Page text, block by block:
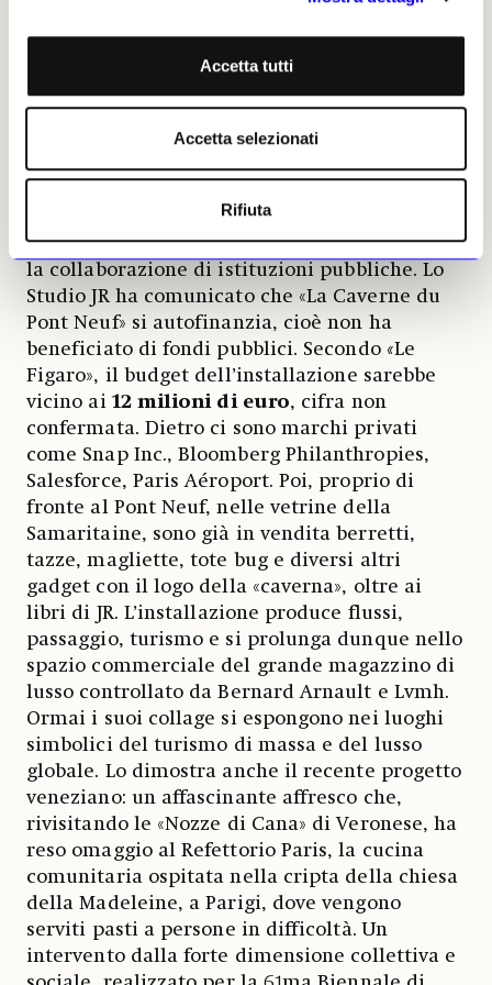
Accetta tutti
Accetta selezionati
Rifiuta
struttura, suono e resistenza. Allora, «JR era
meglio prima?». La domanda appare
Oggi i suoi progetti monumentali mobilitano
una macchina produttiva enorme, prefettura,
comune, aeroporti, multinazionali
coinvolgendo decine di aziende, ingegneri e
tecnici. Hanno il sostegno di grandi sponsor e
la collaborazione di istituzioni pubbliche. Lo
Studio JR ha comunicato che «La Caverne du
Pont Neuf» si autofinanzia, cioè non ha
beneficiato di fondi pubblici. Secondo «Le
Figaro», il budget dell’installazione sarebbe
vicino ai12 milioni di euro, cifra non
confermata. Dietro ci sono marchi privati
come Snap Inc., Bloomberg Philanthropies,
Salesforce, Paris Aéroport. Poi, proprio di
fronte al Pont Neuf, nelle vetrine della
Samaritaine, sono già in vendita berretti,
tazze, magliette, tote bug e diversi altri
gadget con il logo della «caverna», oltre ai
libri di JR. L’installazione produce flussi,
passaggio, turismo e si prolunga dunque nello
spazio commerciale del grande magazzino di
lusso controllato da Bernard Arnault e Lvmh.
Ormai i suoi collage si espongono nei luoghi
simbolici del turismo di massa e del lusso
globale. Lo dimostra anche il recente progetto
veneziano: un affascinante affresco che,
rivisitando le «Nozze di Cana» di Veronese, ha
reso omaggio al Refettorio Paris, la cucina
comunitaria ospitata nella cripta della chiesa
della Madeleine, a Parigi, dove vengono
serviti pasti a persone in difficoltà. Un
intervento dalla forte dimensione collettiva e